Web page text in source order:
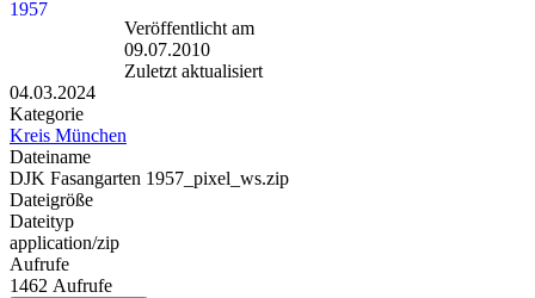
Veröffentlicht am
09.07.2010
Zuletzt aktualisiert
04.03.2024
Kategorie
Kreis München
Dateiname
DJK Fasangarten 1957_pixel_ws.zip
Dateigröße
Dateityp
application/zip
Aufrufe
1462 Aufrufe